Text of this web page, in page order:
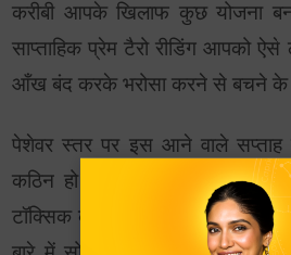
करीबी आपके खिलाफ कुछ योजना
साप्ताहिक प्रेम टैरो रीडिंग आपको
आँख बंद करके भरोसा करने से बचने के
पेशेवर स्तर पर इस आने वाले
कठिन हो सकती हैं। आपके टैरो
टॉक्सिक कार्य वातावरण ने आपको